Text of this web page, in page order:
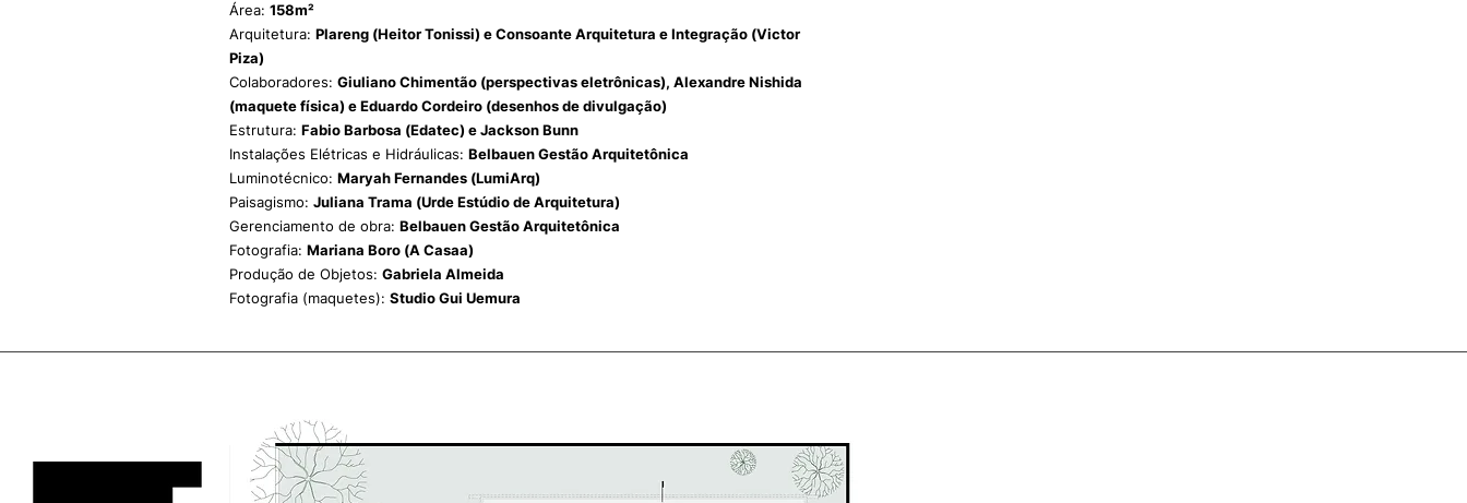
Área: 158m²
Arquitetura: Plareng (Heitor Tonissi) eConsoante Arquitetura e Integração (Victor
Piza)
Colaboradores: Giuliano Chimentão (perspectivas eletrônicas), Alexandre Nishida
(maquete física) e Eduardo Cordeiro (desenhos de divulgação)
Estrutura: Fabio Barbosa (Edatec) e Jackson Bunn
Instalações Elétricas e Hidráulicas: Belbauen Gestão Arquitetônica
Luminotécnico: Maryah Fernandes (LumiArq)
Paisagismo: Juliana Trama (Urde Estúdio de Arquitetura)
Gerenciamento de obra: Belbauen Gestão Arquitetônica
Fotografia: Mariana Boro (A Casaa)
Produção de Objetos: Gabriela Almeida
Fotografia (maquetes): Studio Gui Uemura